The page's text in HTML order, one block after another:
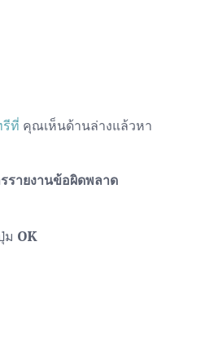
รีที่ คุณเห็นด้านล่างแล้วหา
ายงานข้อผิดพลาด
ม OK